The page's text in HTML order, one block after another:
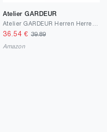
Atelier GARDEUR
36.54 € 39.89
Amazon